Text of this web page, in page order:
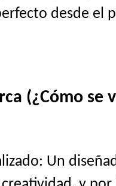
desde el
(¿Cómo se
Un